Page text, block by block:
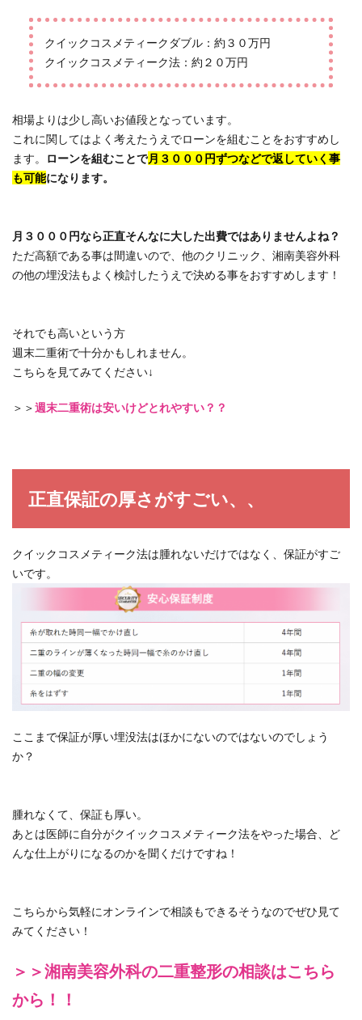
クイックコスメティークダブル：約３０万円
クイックコスメティーク法：約２０万円
相場よりは少し高いお値段となっています。
これに関してはよく考えたうえでローンを組むことをおすすめし
ます。
ローンを組むことで月３０００円ずつなどで返していく事
も可能になります。
月３０００円なら正直そんなに大した出費ではありませんよね？
ただ高額である事は間違いので、他のクリニック、湘南美容外科
の他の埋没法もよく検討したうえで決める事をおすすめします！
それでも高いという方
週末二重術で十分かもしれません。
こちらを見てみてください↓
＞＞週末二重術は安いけどとれやすい？？
正直保証の厚さがすごい、、
クイックコスメティーク法は腫れないだけではなく、保証がすご
いです。
ここまで保証が厚い埋没法はほかにないのではないのでしょう
か？
腫れなくて、保証も厚い。
あとは医師に自分がクイックコスメティーク法をやった場合、ど
んな仕上がりになるのかを聞くだけですね！
こちらから気軽にオンラインで相談もできるそうなのでぜひ見て
みてください！
＞＞湘南美容外科の二重整形の相談はこちら
から！！